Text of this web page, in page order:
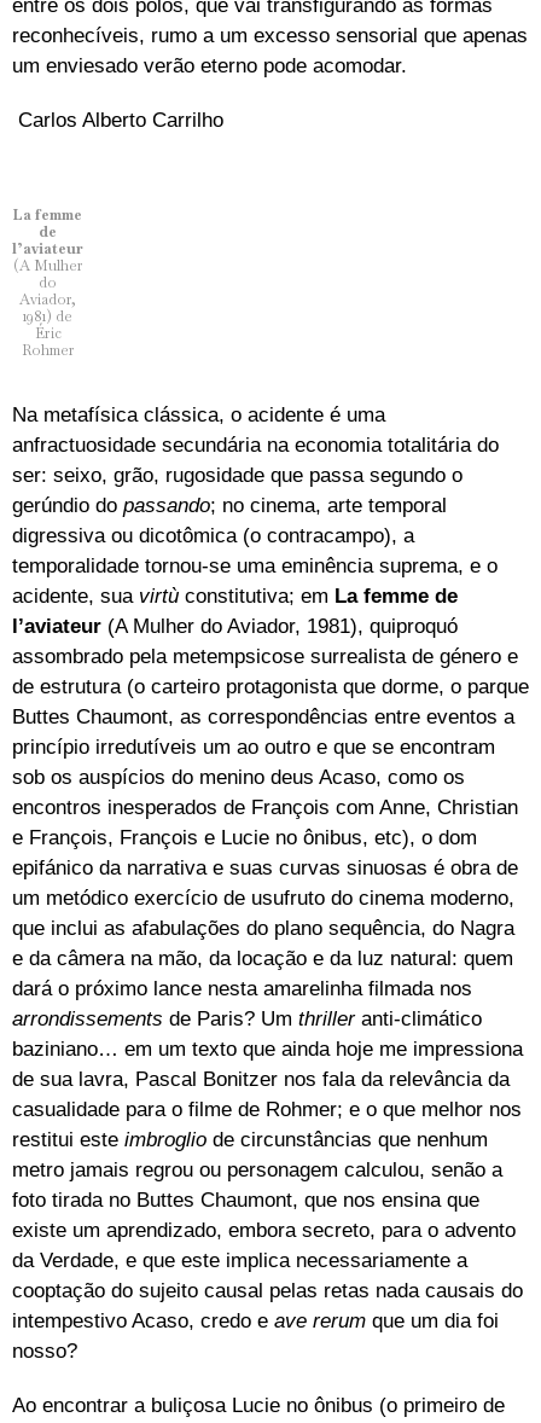
entre os dois polos, que vai transfigurando as formas
reconhecíveis, rumo a um excesso sensorial que apenas
um enviesado verão eterno pode acomodar.
Carlos Alberto Carrilho
La femme
de
l’aviateur
(A Mulher
do
Aviador,
1981) de
Éric
Rohmer
Na metafísica clássica, o acidente é uma
anfractuosidade secundária na economia totalitária do
ser: seixo, grão, rugosidade que passa segundo o
gerúndio do passando; no cinema, arte temporal
digressiva ou dicotômica (o contracampo), a
temporalidade tornou-se uma eminência suprema, e o
acidente, sua virtù constitutiva; em La femme de
l’aviateur (A Mulher do Aviador, 1981), quiproquó
assombrado pela metempsicose surrealista de género e
de estrutura (o carteiro protagonista que dorme, o parque
Buttes Chaumont, as correspondências entre eventos a
princípio irredutíveis um ao outro e que se encontram
sob os auspícios do menino deus Acaso, como os
encontros inesperados de François com Anne, Christian
e François, François e Lucie no ônibus, etc), o dom
epifánico da narrativa e suas curvas sinuosas é obra de
um metódico exercício de usufruto do cinema moderno,
que inclui as afabulações do plano sequência, do Nagra
e da câmera na mão, da locação e da luz natural: quem
dará o próximo lance nesta amarelinha filmada nos
arrondissements de Paris? Um thrilleranti-climático
baziniano… em um texto que ainda hoje me impressiona
de sua lavra, Pascal Bonitzer nos fala da relevância da
casualidade para o filme de Rohmer; e o que melhor nos
restitui este imbroglio de circunstâncias que nenhum
metro jamais regrou ou personagem calculou, senão a
foto tirada no Buttes Chaumont, que nos ensina que
existe um aprendizado, embora secreto, para o advento
da Verdade, e que este implica necessariamente a
cooptação do sujeito causal pelas retas nada causais do
intempestivo Acaso, credo e ave rerum que um dia foi
nosso?
Ao encontrar a buliçosa Lucie no ônibus (o primeiro de